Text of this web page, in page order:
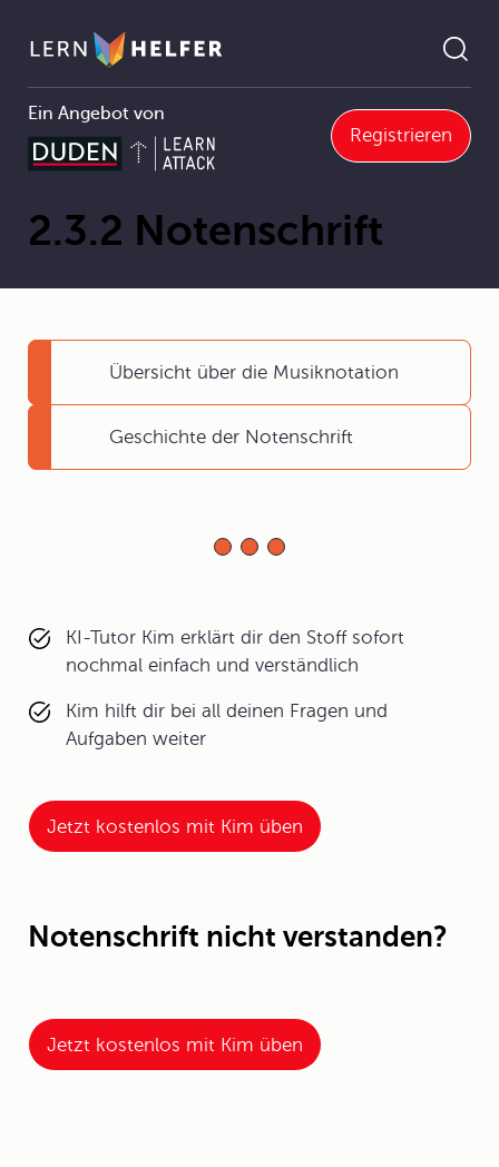
Ein Angebot von
Registrieren
Pfadnavigation
Musik 2 Musik in Theorie und Praxis 2.3.2 Notenschrift
2.3.2 Notenschrift
Übersicht über die Musiknotation
Geschichte der Notenschrift
KI-Tutor Kim erklärt dir den Stoff sofort
nochmal einfach und verständlich
Kim hilft dir bei all deinen Fragen und
Aufgaben weiter
Jetzt kostenlos mit Kim üben
Notenschrift nicht verstanden?
Jetzt kostenlos mit Kim üben